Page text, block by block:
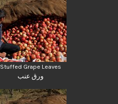
Stuffed Grape Leaves
ورق عنب